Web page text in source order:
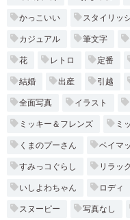
かっこいい スタイリッ
カジュアル 筆文字
花 レトロ 定番
結婚 出産 引越
全面写真 イラスト
ミッキー＆フレンズ ミ
くまのプーさん ベイマ
すみっコぐらし リラッ
いしよわちゃん ロディ
スヌーピー 写真なし